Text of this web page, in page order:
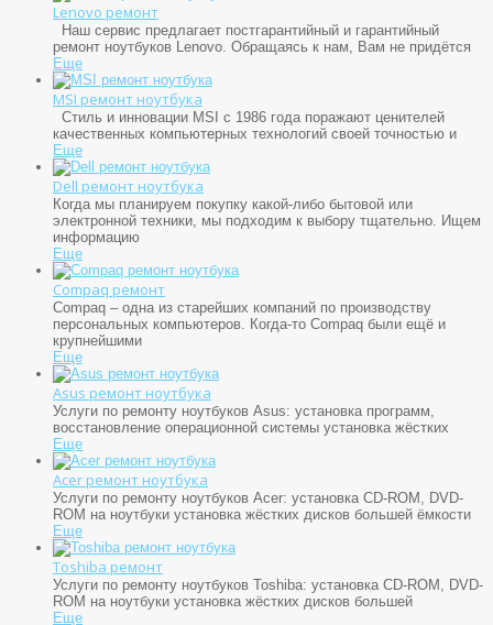
Lenovo ремонт
Наш сервис предлагает постгарантийный и гарантийный
ремонт ноутбуков Lenovo. Обращаясь к нам, Вам не придётся
Еще
MSI ремонт ноутбука
Стиль и инновации MSI с 1986 года поражают ценителей
качественных компьютерных технологий своей точностью и
Еще
Dell ремонт ноутбука
Когда мы планируем покупку какой-либо бытовой или
электронной техники, мы подходим к выбору тщательно. Ищем
информацию
Еще
Compaq ремонт
Compaq – одна из старейших компаний по производству
персональных компьютеров. Когда-то Compaq были ещё и
крупнейшими
Еще
Asus ремонт ноутбука
Услуги по ремонту ноутбуков Asus: установка программ,
восстановление операционной системы установка жёстких
Еще
Acer ремонт ноутбука
Услуги по ремонту ноутбуков Acer: установка CD-ROM, DVD-
ROM на ноутбуки установка жёстких дисков большей ёмкости
Еще
Toshiba ремонт
Услуги по ремонту ноутбуков Toshiba: установка CD-ROM, DVD-
ROM на ноутбуки установка жёстких дисков большей
Еще